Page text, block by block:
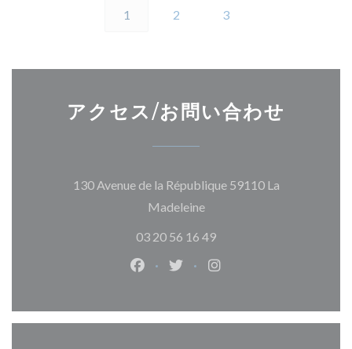
1 2 3
アクセス/お問い合わせ
130 Avenue de la République 59110 La
Madeleine((新しいウィンドウで開
03 20 56 16 49
Facebook ((新しいウィンドウで
Twitter ((新しいウィンドウ
Instagram ((新しいウ